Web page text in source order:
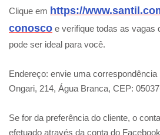
Clique em https://
conosco e verifique todas as vagas
pode ser ideal para você.
Endereço: envie uma correspondência
Ongari, 214, Água Branca, CEP:
Se for da preferência do cliente, o
efetuado através da conta do